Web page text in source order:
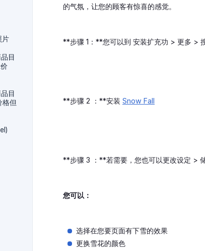
片
目
目
格但
的气氛，让您的顾客有惊喜的感觉。
**步骤 1：**您可以到 安装扩充功 > 更多 >
**步骤 2 ：**安装 Snow Fall
**步骤 3 ：**若需要，您也可以更改设定 >
您可以：
选择在您要页面有下雪的效果
更换雪花的颜色